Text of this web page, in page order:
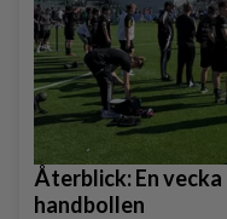
Återblick: En
handbollen